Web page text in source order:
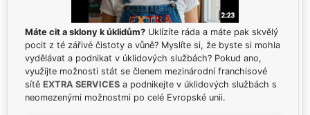
Máte cit a sklony k úklidům? Uklízíte ráda a máte pak skvělý
pocit z té zářivé čistoty a vůně? Myslíte si, že byste si mohla
vydělávat a podnikat v úklidových službách? Pokud ano,
využijte možnosti stát se členem mezinárodní franchisové
sítě EXTRA SERVICES a podnikejte v úklidových službách s
neomezenými možnostmi po celé Evropské unii.